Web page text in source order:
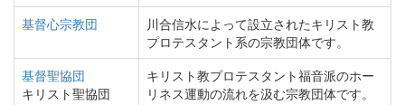
基督心宗教団
川合信水によって設立されたキリスト教
プロテスタント系の宗教団体です。
基督聖協団
キリスト聖協団
キリスト教プロテスタント福音派のホー
リネス運動の流れを汲む宗教団体です。